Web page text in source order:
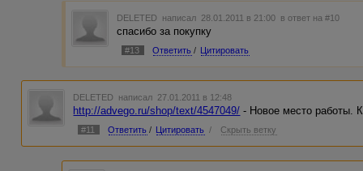
DELETED написал 28.01.2011 в 21:00 в ответ на #10
спасибо за покупку
#13 Ответить / Цитировать
DELETED написал 27.01.2011 в 12:48
http://advego.ru/shop/text/4547049/ - Новое место работы.
#11 Ответить / Цитировать / Скрыть ветку